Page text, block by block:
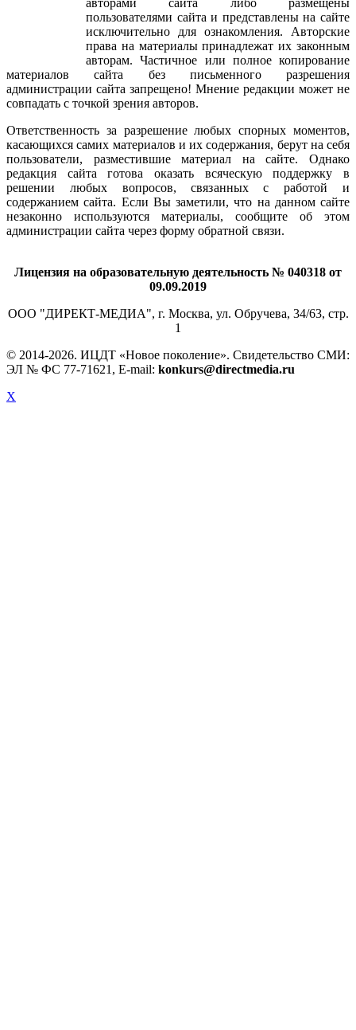
пользователями сайта и представлены на сайте
исключительно для ознакомления. Авторские
права на материалы принадлежат их законным
авторам. Частичное или полное копирование
материалов сайта без письменного разрешения
администрации сайта запрещено! Мнение редакции может не
совпадать с точкой зрения авторов.
Ответственность за разрешение любых спорных моментов,
касающихся самих материалов и их содержания, берут на себя
пользователи, разместившие материал на сайте. Однако
редакция сайта готова оказать всяческую поддержку в
решении любых вопросов, связанных с работой и
содержанием сайта. Если Вы заметили, что на данном сайте
незаконно используются материалы, сообщите об этом
администрации сайта через форму обратной связи.
Лицензия на образовательную деятельность № 040318 от
09.09.2019
ООО "ДИРЕКТ-МЕДИА", г. Москва, ул. Обручева, 34/63, стр.
1
© 2014-2026. ИЦДТ «Новое поколение». Свидетельство СМИ:
ЭЛ № ФС 77-71621, E-mail: konkurs@directmedia.ru
X